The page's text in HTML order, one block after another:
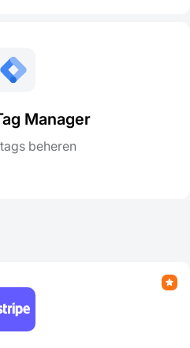
Manager
beheren